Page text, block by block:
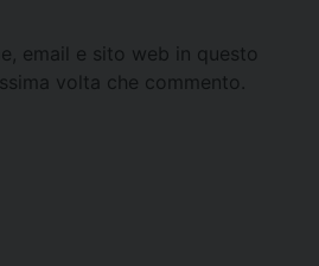
email e sito web in questo
volta che commento.